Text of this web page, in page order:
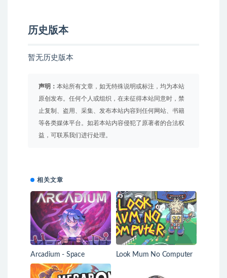
历史版本
暂无历史版本
声明： 本站所有文章，如无特殊说明或标注，均为本站
原创发布。任何个人或组织，在未征得本站同意时，禁
止复制、盗用、采集、发布本站内容到任何网站、书籍
等各类媒体平台。如若本站内容侵犯了原著者的合法权
益，可联系我们进行处理。
相关文章
Arcadium - Space
Odyssey
Look Mum No Computer